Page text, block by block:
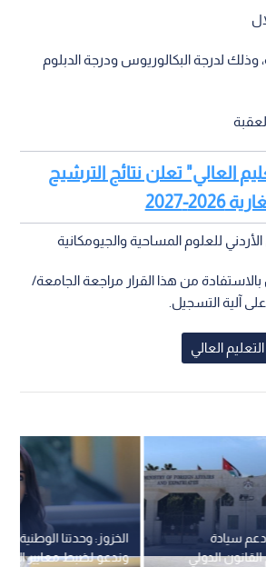
وذلك لدرجة البكالوريوس ودرجة الدبلوم
العالي" تعلن نتائج الترشيح
2027
الأردني للعلوم المساحية والجيومكانية
بالاستفادة من هذا القرار مراجعة الجامعة/
آلية التسجيل.
التعليم العالي
الخزوز: وحدتنا الوطنية
وندعو لضبط معايير
دعم سيادة
الدولي